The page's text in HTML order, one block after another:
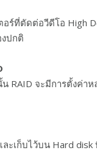
อร์ที่ตัดต่อวีดีโอ High
งปกติ
น RAID จะมีการตั้งค่า
ะเก็บไว้บน Hard